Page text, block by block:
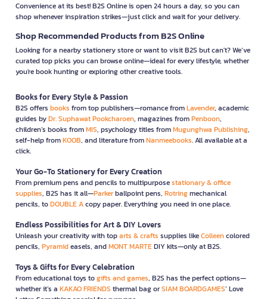
Convenience at its best! B2S Online is open 24 hours a day, so you can
shop whenever inspiration strikes—just click and wait for your delivery.
Shop Recommended Products from B2S Online
Looking for a nearby stationery store or want to visit B2S but can't? We’ve
curated top picks you can browse online—ideal for every lifestyle, whether
you're book hunting or exploring other creative tools.
Books for Every Style & Passion
B2S offers books from top publishers—romance fromLavender, academic
guides byDr. Suphawat Pookcharoen, magazines fromPenboon,
children’s books fromMIS, psychology titles fromMugunghwa Publishing,
self-help fromKOOB, and literature fromNanmeebooks. All available at a
click.
Your Go-To Stationery for Every Creation
From premium pens and pencils to multipurposestationary & office
supplies, B2S has it all—Parkerballpoint pens, Rotringmechanical
pencils, toDOUBLE Acopy paper. Everything you need in one place.
Endless Possibilities for Art & DIY Lovers
Unleash your creativity with toparts & crafts supplies likeColleencolored
pencils, Pyramideasels, andMONT MARTEDIY kits—only at B2S.
Toys & Gifts for Every Celebration
From educational toys togifts and games, B2S has the perfect options—
whether it’s a KAKAO FRIENDS thermal bag orSIAM BOARDGAMES’ Love